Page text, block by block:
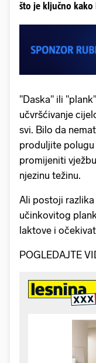
što je ključno
"Daska" ili
učvršćivanje
svi. Bilo da
produljite
promijeniti
njezinu težinu.
Ali postoji
učinkovitog
laktove i
POGLEDAJTE